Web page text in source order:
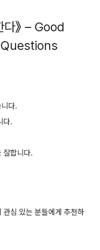
》 – Good
다.
다.
잘합니다.
관심 있는 분들에게 추천하